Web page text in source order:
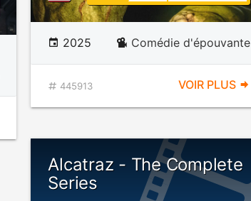
2025 Comédie d'épouvante
445913 VOIR PLUS
Alcatraz - The Complete
Series